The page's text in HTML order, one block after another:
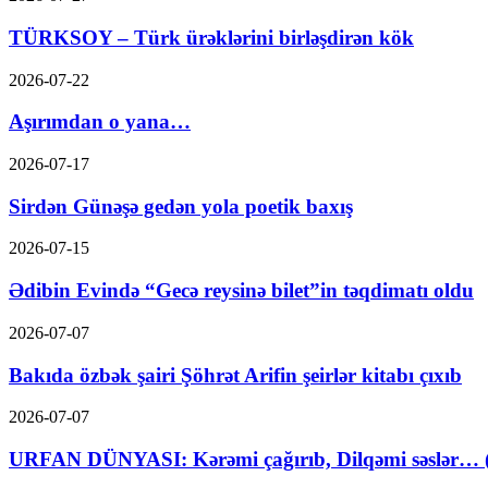
TÜRKSOY – Türk ürəklərini birləşdirən kök
2026-07-22
Aşırımdan o yana…
2026-07-17
Sirdən Günəşə gedən yola poetik baxış
2026-07-15
Ədibin Evində “Gecə reysinə bilet”in təqdimatı oldu
2026-07-07
Bakıda özbək şairi Şöhrət Arifin şeirlər kitabı çıxıb
2026-07-07
URFAN DÜNYASI: Kərəmi çağırıb, Dilqəmi səslər…